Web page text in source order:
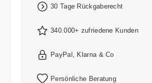
30 Tage Rückgaberecht
340.000+ zufriedene Kunden
PayPal, Klarna & Co
Persönliche Beratung